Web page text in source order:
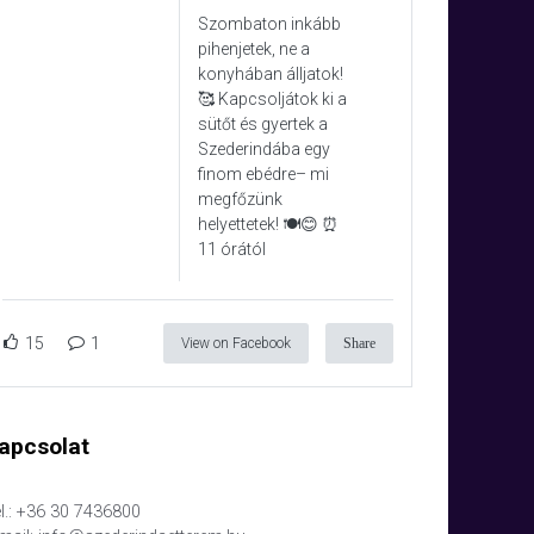
Szombaton inkább
pihenjetek, ne a
konyhában álljatok!
🥰 Kapcsoljátok ki a
sütőt és gyertek a
Szederindába egy
finom ebédre– mi
megfőzünk
helyettetek! 🍽️😊 ⏰
11 órától
15 1 View on Facebook Share
+36 30 7436800